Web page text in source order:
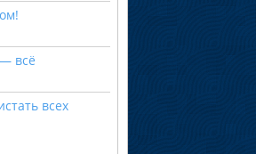
всё
всех